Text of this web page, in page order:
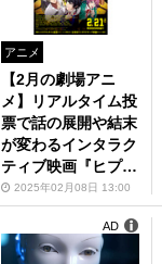
アニメ
【2月の劇場アニ
メ】リアルタイム投
票で話の展開や結末
が変わるインタラク
ティブ映画『ヒプノ
シスマイク』が注目
2025年02月08日 13:00
AD